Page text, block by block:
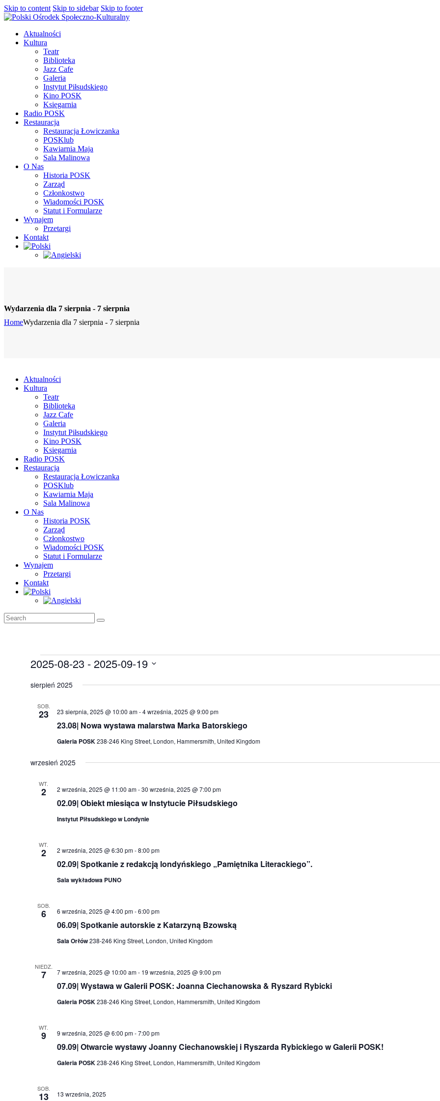
Skip to content Skip to sidebar Skip to footer
Aktualności
Kultura
Teatr
Biblioteka
Jazz Cafe
Galeria
Instytut Piłsudskiego
Kino POSK
Księgarnia
Radio POSK
Restauracja
Restauracja Łowiczanka
POSKlub
Kawiarnia Maja
Sala Malinowa
O Nas
Historia POSK
Zarząd
Członkostwo
Wiadomości POSK
Statut i Formularze
Wynajem
Przetargi
Kontakt
Wydarzenia dla 7 sierpnia - 7 sierpnia
HomeWydarzenia dla 7 sierpnia - 7 sierpnia
Aktualności
Kultura
Teatr
Biblioteka
Jazz Cafe
Galeria
Instytut Piłsudskiego
Kino POSK
Księgarnia
Radio POSK
Restauracja
Restauracja Łowiczanka
POSKlub
Kawiarnia Maja
Sala Malinowa
O Nas
Historia POSK
Zarząd
Członkostwo
Wiadomości POSK
Statut i Formularze
Wynajem
Przetargi
Kontakt
Wydarzenia
2025-08-23 - 2025-09-19
datę.
sierpień 2025
SOB.
23
23.08| Nowa wystawa malarstwa Marka Batorskiego
23 sierpnia, 2025 @ 10:00 am-4 września, 2025 @ 9:00 pm
Galeria POSK238-246 King Street, London, Hammersmith, United Kingdom
wrzesień 2025
WT.
2
02.09| Obiekt miesiąca w Instytucie Piłsudskiego
2 września, 2025 @ 11:00 am-30 września, 2025 @ 7:00 pm
Instytut Piłsudskiego w Londynie
WT.
2
02.09| Spotkanie z redakcją londyńskiego „Pamiętnika Literackiego”.
2 września, 2025 @ 6:30 pm-8:00 pm
Sala wykładowa PUNO
SOB.
6
06.09| Spotkanie autorskie z Katarzyną Bzowską
6 września, 2025 @ 4:00 pm-6:00 pm
Sala Orłów238-246 King Street, London, United Kingdom
NIEDZ.
7
07.09| Wystawa w Galerii POSK: Joanna Ciechanowska & Ryszard Rybicki
7 września, 2025 @ 10:00 am- 19 września, 2025 @ 9:00 pm
Galeria POSK238-246 King Street, London, Hammersmith, United Kingdom
WT.
9
09.09| Otwarcie wystawy Joanny Ciechanowskiej i Ryszarda Rybickiego w Galerii POSK!
9 września, 2025 @ 6:00 pm-7:00 pm
Galeria POSK238-246 King Street, London, Hammersmith, United Kingdom
SOB.
13 13 września, 2025